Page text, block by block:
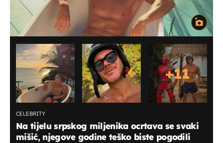
+11
CELEBRITY
Na tijelu srpskog miljenika ocrtava se svaki
mišić, njegove godine teško biste pogodili